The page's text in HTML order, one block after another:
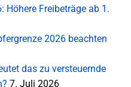
Höhere Freibeträge ab 1.
2026 beachten
das zu versteuernde
7. Juli 2026